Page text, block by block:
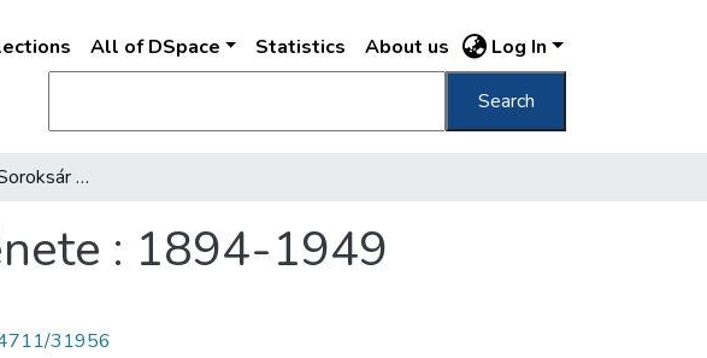
All of DSpace Statistics About us Log In
Search
Pesterzsébet és Soroksár sajtótörténete : 1894-1949
: 1894-1949
31956